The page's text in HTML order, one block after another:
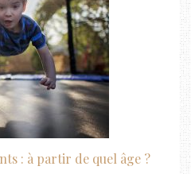
: à partir de quel âge ?